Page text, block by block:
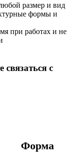
размер и вид
формы и
при работах и не
с
Форма